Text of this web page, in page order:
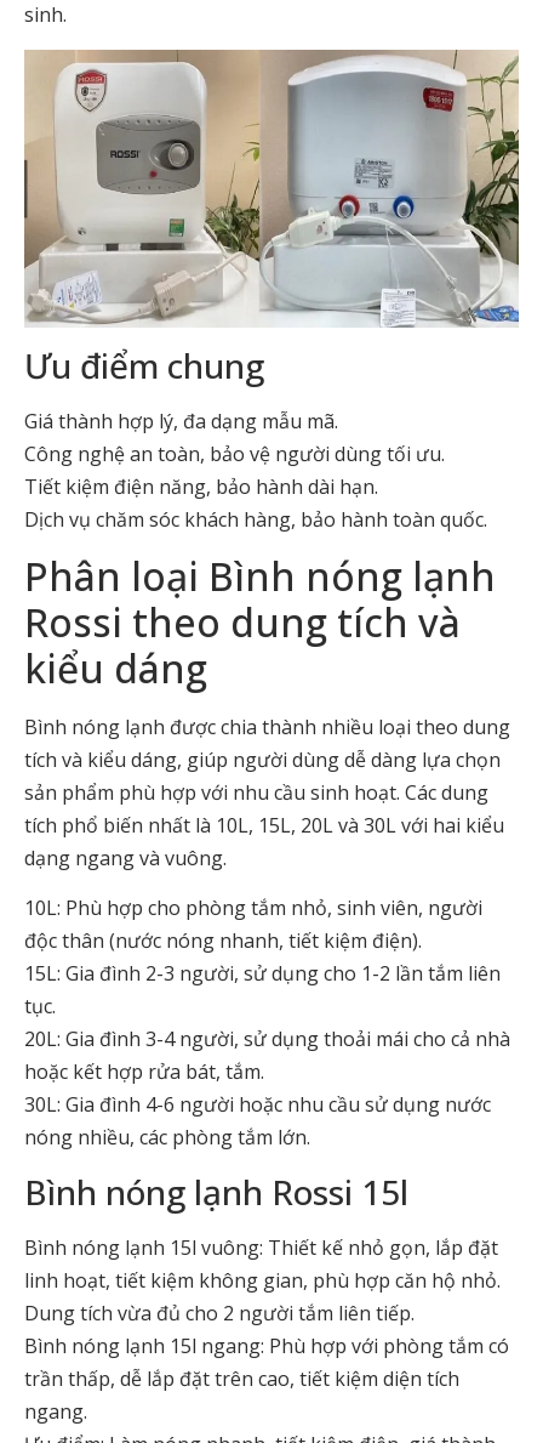
sinh.
Ưu điểm chung
Giá thành hợp lý, đa dạng mẫu mã.
Công nghệ an toàn, bảo vệ người dùng tối ưu.
Tiết kiệm điện năng, bảo hành dài hạn.
Dịch vụ chăm sóc khách hàng, bảo hành toàn quốc.
Phân loại Bình nóng lạnh
Rossi theo dung tích và
kiểu dáng
Bình nóng lạnh được chia thành nhiều loại theo dung
tích và kiểu dáng, giúp người dùng dễ dàng lựa chọn
sản phẩm phù hợp với nhu cầu sinh hoạt. Các dung
tích phổ biến nhất là 10L, 15L, 20L và 30L với hai kiểu
dạng ngang và vuông.
10L: Phù hợp cho phòng tắm nhỏ, sinh viên, người
độc thân (nước nóng nhanh, tiết kiệm điện).
15L: Gia đình 2-3 người, sử dụng cho 1-2 lần tắm liên
tục.
20L: Gia đình 3-4 người, sử dụng thoải mái cho cả nhà
hoặc kết hợp rửa bát, tắm.
30L: Gia đình 4-6 người hoặc nhu cầu sử dụng nước
nóng nhiều, các phòng tắm lớn.
Bình nóng lạnh Rossi 15l
Bình nóng lạnh 15l vuông: Thiết kế nhỏ gọn, lắp đặt
linh hoạt, tiết kiệm không gian, phù hợp căn hộ nhỏ.
Dung tích vừa đủ cho 2 người tắm liên tiếp.
Bình nóng lạnh 15l ngang: Phù hợp với phòng tắm có
trần thấp, dễ lắp đặt trên cao, tiết kiệm diện tích
ngang.